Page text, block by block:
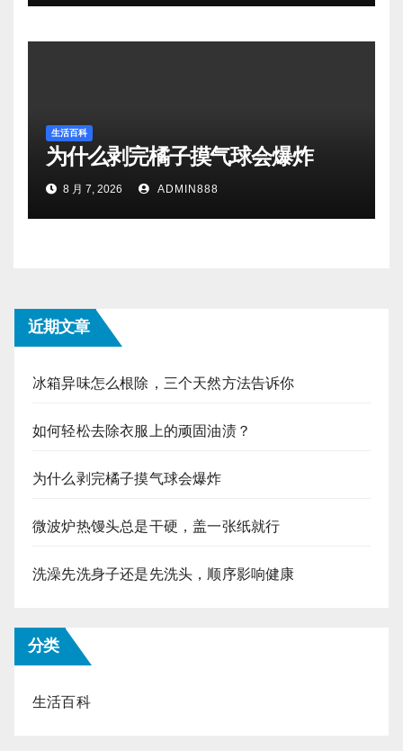
生活百科
为什么剥完橘子摸气球会爆炸
8 月 7, 2026 ADMIN888
近期文章
冰箱异味怎么根除，三个天然方法告诉你
如何轻松去除衣服上的顽固油渍？
为什么剥完橘子摸气球会爆炸
微波炉热馒头总是干硬，盖一张纸就行
洗澡先洗身子还是先洗头，顺序影响健康
分类
生活百科